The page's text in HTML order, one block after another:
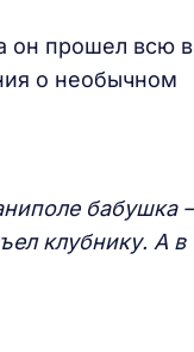
он прошел всю
о необычном
бабушка –
клубнику. А в